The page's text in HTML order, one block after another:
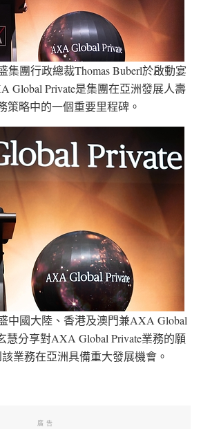
集團行政總裁Thomas Buberl於啟動宴
Global Private是集團在亞洲發展人壽
策略中的一個重要里程碑。
中國大陸、香港及澳門兼AXA Global
慧分享對AXA Global Private業務的願
業務在亞洲具備重大發展機會。
廣告